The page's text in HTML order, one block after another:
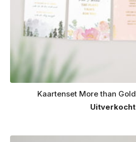
Kaartenset More than Gold
Uitverkocht